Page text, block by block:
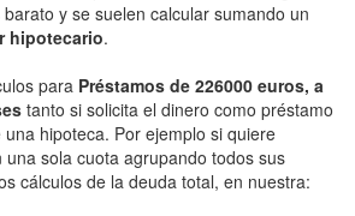
y se suelen calcular sumando un
hipotecario.
para Préstamos de 226000 euros, a
tanto si solicita el dinero como préstamo
hipoteca. Por ejemplo si quiere
una sola cuota agrupando todos sus
cálculos de la deuda total, en nuestra: